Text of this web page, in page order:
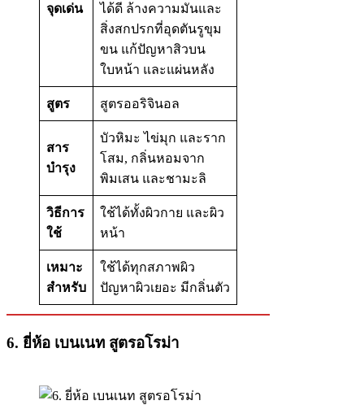
จุดเด่น
ได้ดี ล้างความมันและ
สิ่งสกปรกที่อุดตันรูขุม
ขน แก้ปัญหาสิวบน
ใบหน้า และแผ่นหลัง
สูตร สูตรออริจินอล
สาร
บำรุง
บัวหิมะ ไข่มุก และราก
โสม, กลิ่นหอมจาก
พิมเสน และชามะลิ
วิธีการ
ใช้
ใช้ได้ทั้งผิวกาย และผิว
หน้า
เหมาะ
สำหรับ
ใช้ได้ทุกสภาพผิว
ปัญหาผิวเยอะ มีกลิ่นตัว
6. ยี่ห้อ เบนเนท สูตรอโรม่า